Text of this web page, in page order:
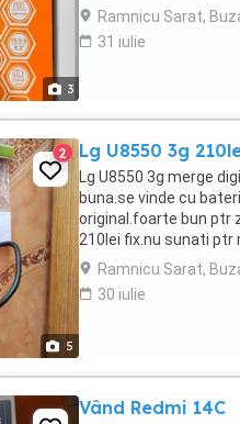
3
Ramnicu Sarat,
31 iulie
5
2 Lg U8550 3g
Lg U8550 3g merge
buna.se vinde cu
original.foarte bun ptr
210lei fix.nu sunati
Ramnicu Sarat,
30 iulie
Vând Redmi 14C